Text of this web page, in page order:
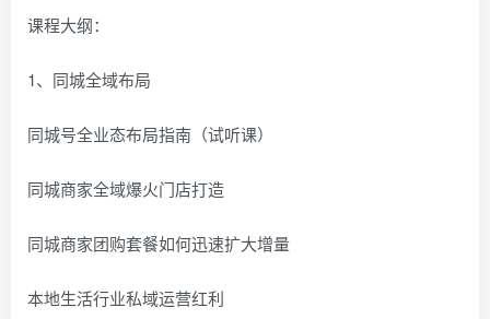
课程大纲：
1、同城全域布局
同城号全业态布局指南（试听课）
同城商家全域爆火门店打造
同城商家团购套餐如何迅速扩大增量
本地生活行业私域运营红利